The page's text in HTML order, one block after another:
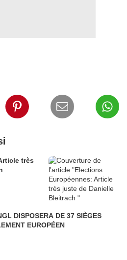
très
DISPOSERA DE 37 SIÈGES
EUROPÉEN